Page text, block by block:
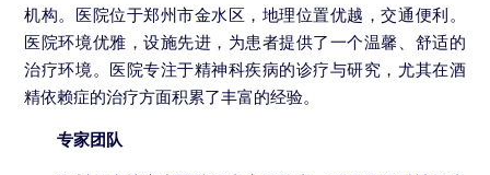
机构。医院位于郑州市金水区，地理位置优越，交通便利。
医院环境优雅，设施先进，为患者提供了一个温馨、舒适的
治疗环境。医院专注于精神科疾病的诊疗与研究，尤其在酒
精依赖症的治疗方面积累了丰富的经验。
专家团队